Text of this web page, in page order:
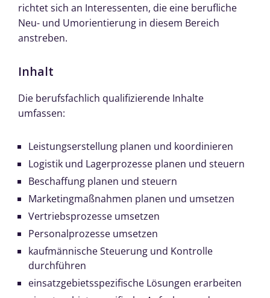
richtet sich an Interessenten, die eine berufliche
Neu- und Umorientierung in diesem Bereich
anstreben.
Inhalt
Die berufsfachlich qualifizierende Inhalte
umfassen:
Leistungserstellung planen und koordinieren
Logistik und Lagerprozesse planen und steuern
Beschaffung planen und steuern
Marketingmaßnahmen planen und umsetzen
Vertriebsprozesse umsetzen
Personalprozesse umsetzen
kaufmännische Steuerung und Kontrolle
durchführen
einsatzgebietsspezifische Lösungen erarbeiten